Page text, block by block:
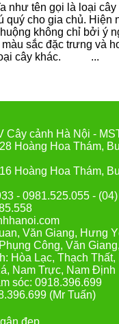
như tên gọi là loại
quý cho gia chủ. Hiện
không chỉ bởi ý
sắc đặc trưng và
loại cây khác. ...
Cây cảnh Hà Nội -
Hoàng Hoa Thám,
Hoàng Hoa Thám,
- 0981.525.055 -
Văn Giang, Hưng
Công, Văn
Hòa Lạc, Thạch Thất,
Nam Trực, Nam Định
sóc: 0918.396.699
(Mr Tuấn)